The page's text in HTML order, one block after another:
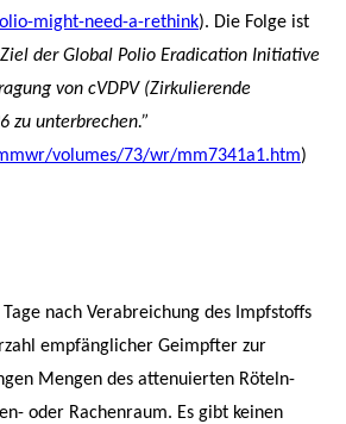
might-need-a-rethink). Die Folge ist
Ziel der Global Polio Eradication Initiative
von cVDPV (Zirkulierende
zu unterbrechen.”
volumes/73/wr/mm7341a1.htm)
nach Verabreichung des Impfstoffs
empfänglicher Geimpfter zur
Mengen des attenuierten Röteln-
oder Rachenraum. Es gibt keinen